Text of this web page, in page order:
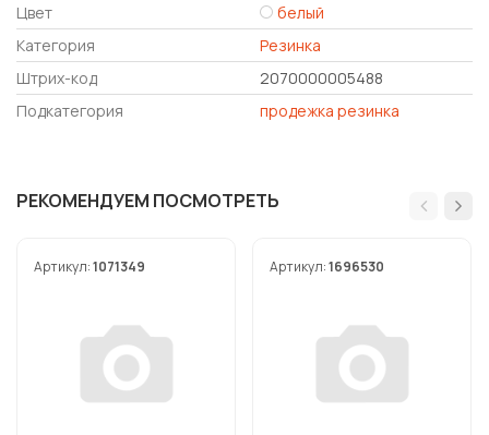
Цвет
белый
Категория
Резинка
Штрих-код
2070000005488
Подкатегория
продежка резинка
РЕКОМЕНДУЕМ ПОСМОТРЕТЬ
Артикул:1071349 Артикул:1696530